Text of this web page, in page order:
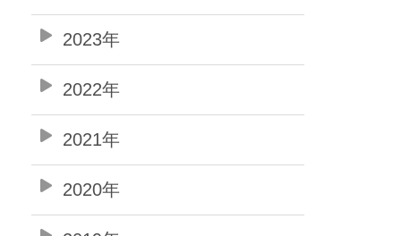
2023年
2022年
2021年
2020年